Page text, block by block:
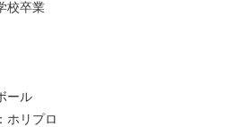
校卒業
ール
ホリプロ